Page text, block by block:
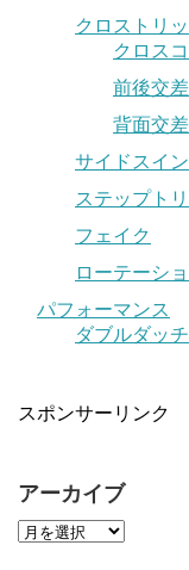
クロストリ
クロス
前後交差
背面交差
サイドスイ
ステップト
フェイク
ローテーシ
パフォーマンス
ダブルダッチ
スポンサーリンク
アーカイブ